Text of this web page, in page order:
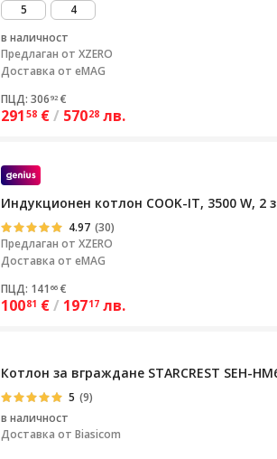
5
4
в наличност
Предлаган от XZERO
Доставка от eMAG
ПЦД: 306 92 €
291 58 €/ 57028 лв.
Индукционен котлон COOK-IT, 3500 W,
4.97 (30)
Предлаган от XZERO
Доставка от eMAG
ПЦД: 141 66 €
10081 €/ 19717 лв.
Котлон за вграждане STARCREST SEH-
5 (9)
в наличност
Доставка от Biasicom